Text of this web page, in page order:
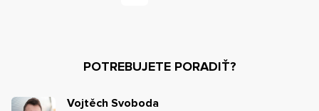
POTREBUJETE PORADIŤ?
Vojtěch Svoboda